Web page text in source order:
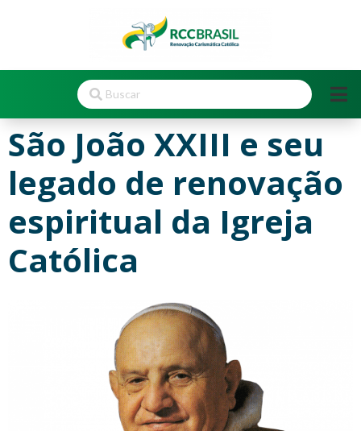
São João XXIII e seu
legado de renovação
espiritual da Igreja
Católica